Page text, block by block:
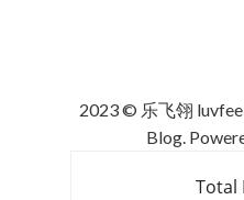
2023 © 乐飞翎
Blog.
Total